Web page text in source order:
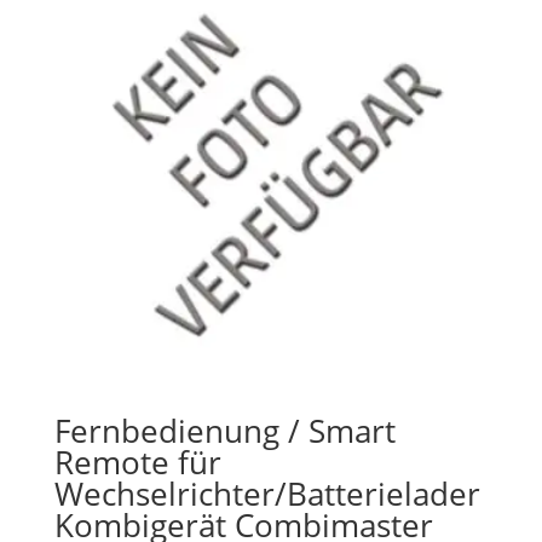
Fernbedienung / Smart
Remote für
Wechselrichter/Batterielader
Kombigerät Combimaster